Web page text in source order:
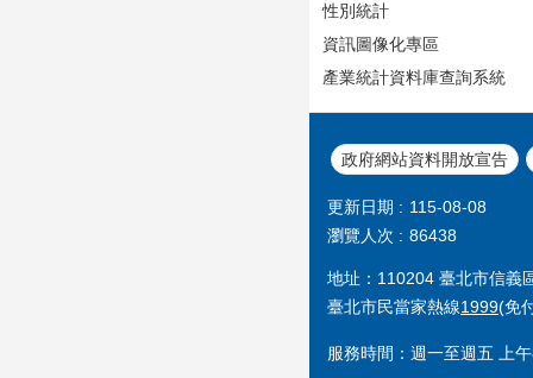
性別統計
資訊圖像化專區
產業統計資料庫查詢系統
政府網站資料開放宣告
更新日期
115-08-08
瀏覽人次
86438
地址：110204 臺北市信義
臺北市民當家熱線1999(免
服務時間：週一至週五 上